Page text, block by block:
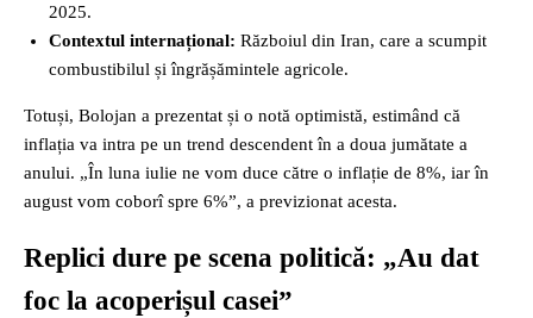
2025.
Contextul internațional: Războiul din Iran, care a scumpit
combustibilul și îngrășămintele agricole.
Totuși, Bolojan a prezentat și o notă optimistă, estimând că
inflația va intra pe un trend descendent în a doua jumătate a
anului. „În luna iulie ne vom duce către o inflație de 8%, iar în
august vom coborî spre 6%”, a previzionat acesta.
Replici dure pe scena politică: „Au dat
foc la acoperișul casei”